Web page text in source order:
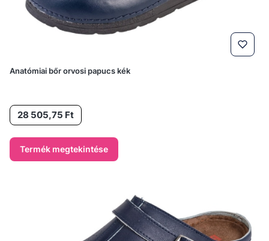
Anatómiai bőr orvosi papucs kék
Ár28 505,75 Ft
Termék megtekintése